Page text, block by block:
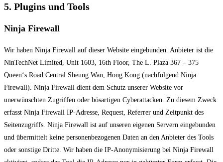
5. Plugins und Tools
Ninja Firewall
Wir haben Ninja Firewall auf dieser Website eingebunden. Anbieter ist die
NinTechNet Limited, Unit 1603, 16th Floor, The L. Plaza 367 – 375
Queen‘s Road Central Sheung Wan, Hong Kong (nachfolgend Ninja
Firewall). Ninja Firewall dient dem Schutz unserer Website vor
unerwünschten Zugriffen oder bösartigen Cyberattacken. Zu diesem Zweck
erfasst Ninja Firewall IP-Adresse, Request, Referrer und Zeitpunkt des
Seitenzugriffs. Ninja Firewall ist auf unseren eigenen Servern eingebunden
und übermittelt keine personenbezogenen Daten an den Anbieter des Tools
oder sonstige Dritte. Wir haben die IP-Anonymisierung bei Ninja Firewall